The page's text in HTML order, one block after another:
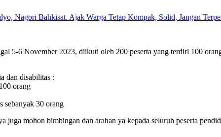
Nagori Bahkisat. Ajak Warga Tetap Kompak, Solid, Jangan
5-6 November 2023, diikuti oleh 200 peserta yang terdiri 100
dan disabilitas :
orang
sebanyak 30 orang
juga mohon bimbingan dan arahan ya kepada seluruh peserta